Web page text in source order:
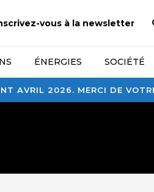
AVRIL 2026. MERCI DE
vous à la newsletter
ÉNERGIES SOCIÉTÉ